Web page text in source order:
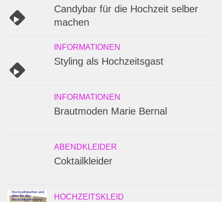
Candybar für die Hochzeit selber
machen
INFORMATIONEN
Styling als Hochzeitsgast
INFORMATIONEN
Brautmoden Marie Bernal
ABENDKLEIDER
Coktailkleider
HOCHZEITSKLEID